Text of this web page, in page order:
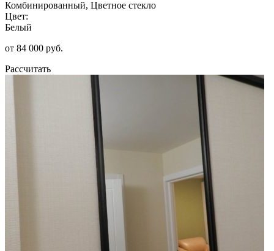
Комбинированный, Цветное стекло
Цвет:
Белый
от 84 000 руб.
Рассчитать